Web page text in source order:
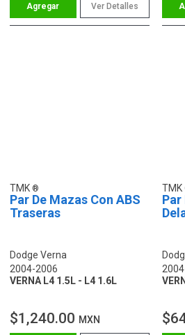
Ver Detalles
TMK
Par De Mazas Con ABS
Traseras
Dodge Verna
2004-2006
VERNA L4 1.5L - L4 1.6L
$1,240.00 MXN
TMK
Par